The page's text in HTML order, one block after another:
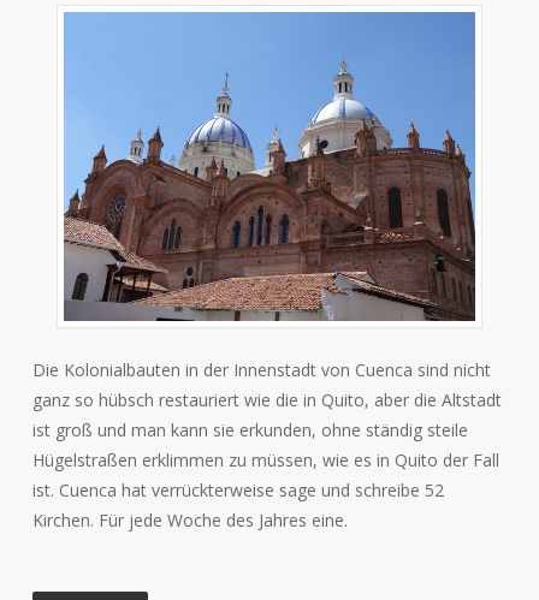
Die Kolonialbauten in der Innenstadt von Cuenca sind nicht
ganz so hübsch restauriert wie die in Quito, aber die Altstadt
ist groß und man kann sie erkunden, ohne ständig steile
Hügelstraßen erklimmen zu müssen, wie es in Quito der Fall
ist. Cuenca hat verrückterweise sage und schreibe 52
Kirchen. Für jede Woche des Jahres eine.